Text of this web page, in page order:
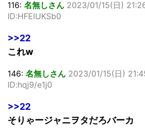
116: 名無しさん 2023/01/15(日)
ID:HFElUKSb0
>>22
これw
146: 名無しさん 2023/01/15(日)
ID:hqj9/e1j0
>>22
そりゃージャニヲタだろバーカ